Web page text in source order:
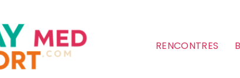
RENCONTRES